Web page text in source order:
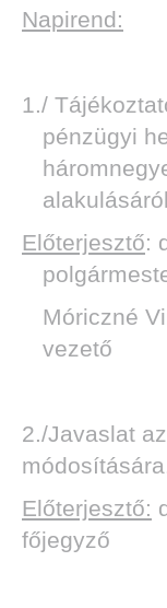
Napirend:
1./
pénzügyi
Előterjesztő:
Móriczné
vezető
2./Javaslat
Előterjesztő:
főjegyző